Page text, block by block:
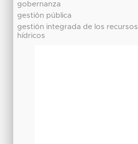
gobernanza
gestión pública
gestión integrada de los recursos
hídricos